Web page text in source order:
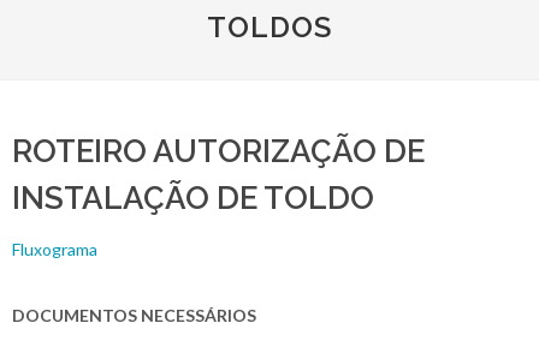
TOLDOS
ROTEIRO AUTORIZAÇÃO DE
INSTALAÇÃO DE TOLDO
Fluxograma
DOCUMENTOS NECESSÁRIOS